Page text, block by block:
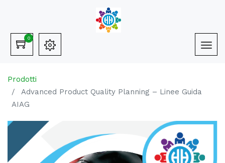
0
Prodotti
Advanced Product Quality Planning – Linee Guida
AIAG